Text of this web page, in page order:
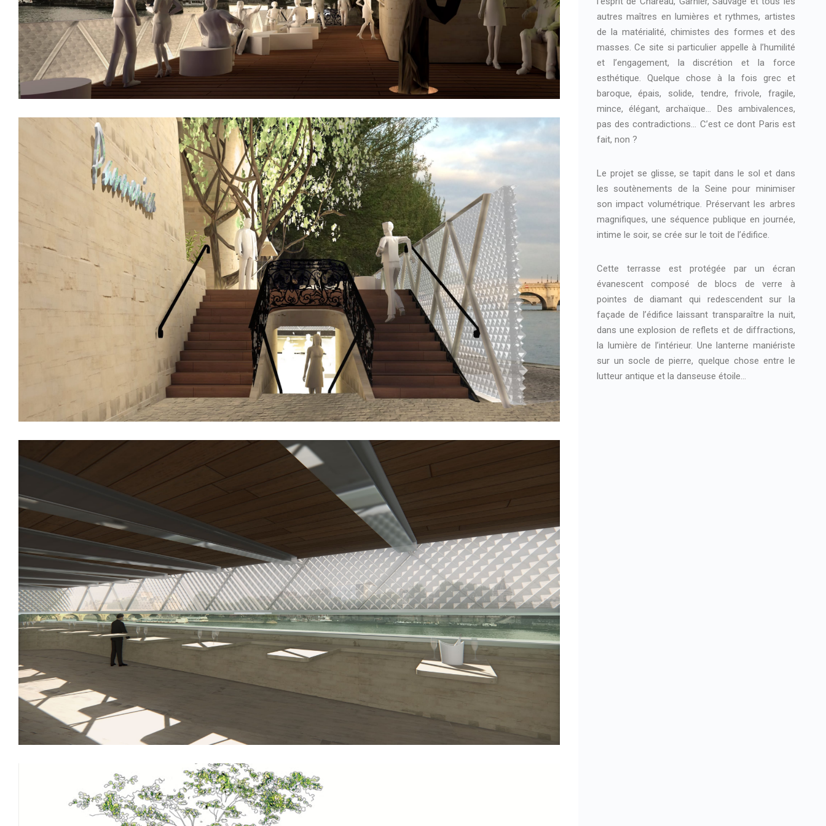
autres maîtres en lumières et rythmes, artistes
de la matérialité, chimistes des formes et des
masses. Ce site si particulier appelle à l’humilité
et l’engagement, la discrétion et la force
esthétique. Quelque chose à la fois grec et
baroque, épais, solide, tendre, frivole, fragile,
mince, élégant, archaïque… Des ambivalences,
pas des contradictions… C’est ce dont Paris est
fait, non ?
Le projet se glisse, se tapit dans le sol et dans
les soutènements de la Seine pour minimiser
son impact volumétrique. Préservant les arbres
magnifiques, une séquence publique en journée,
intime le soir, se crée sur le toit de l’édifice.
Cette terrasse est protégée par un écran
évanescent composé de blocs de verre à
pointes de diamant qui redescendent sur la
façade de l’édifice laissant transparaître la nuit,
dans une explosion de reflets et de diffractions,
la lumière de l’intérieur. Une lanterne maniériste
sur un socle de pierre, quelque chose entre le
lutteur antique et la danseuse étoile…